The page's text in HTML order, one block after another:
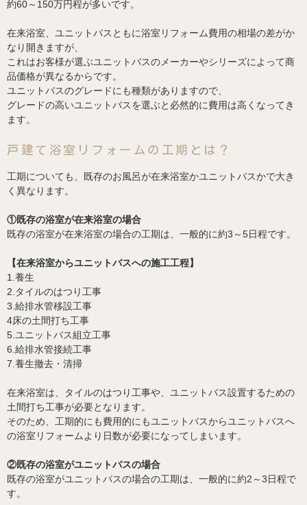
約60～150万円程が多いです。
在来浴室、ユニットバスともに浴室リフォーム費用の相場の差がか
なり開きますが、
これはお客様が選ぶユニットバスのメーカーやシリーズによって商
品価格が異なるからです。
ユニットバスのグレードにも種類がありますので、
グレードの高いユニットバスを選ぶと必然的に費用は高くなってき
ます。
戸建て浴室リフォームの工期とは？
工期についても、既存のお風呂が在来浴室かユニットバスかで大き
く異なります。
①既存の浴室が在来浴室の場合
既存の浴室が在来浴室の場合の工期は、一般的に約3～5日程です。
【在来浴室からユニットバスへの施工工程】
1.養生
2.タイルのはつり工事
3.給排水管移設工事
4床の土間打ち工事
5.ユニットバス組立工事
6.給排水管接続工事
7.養生撤去・清掃
在来浴室は、タイルのはつり工事や、ユニットバス設置するための
土間打ち工事が必要となります。
そのため、工期的にも費用的にもユニットバスからユニットバスへ
の浴室リフォームより日数が必要になってしまいます。
②既存の浴室がユニットバスの場合
既存の浴室がユニットバスの場合の工期は、一般的に約2～3日程で
す。